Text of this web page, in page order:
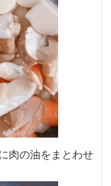
肉の油をまとわせ